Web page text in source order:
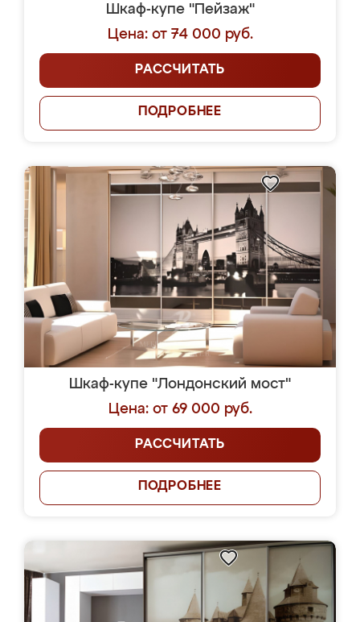
Шкаф-купе "Пейзаж"
Цена: от 74 000 руб.
РАССЧИТАТЬ
ПОДРОБНЕЕ
Шкаф-купе "Лондонский мост"
Цена: от 69 000 руб.
РАССЧИТАТЬ
ПОДРОБНЕЕ